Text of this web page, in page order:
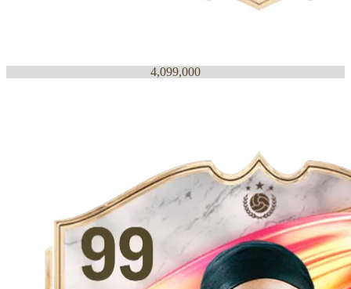
4,099,000